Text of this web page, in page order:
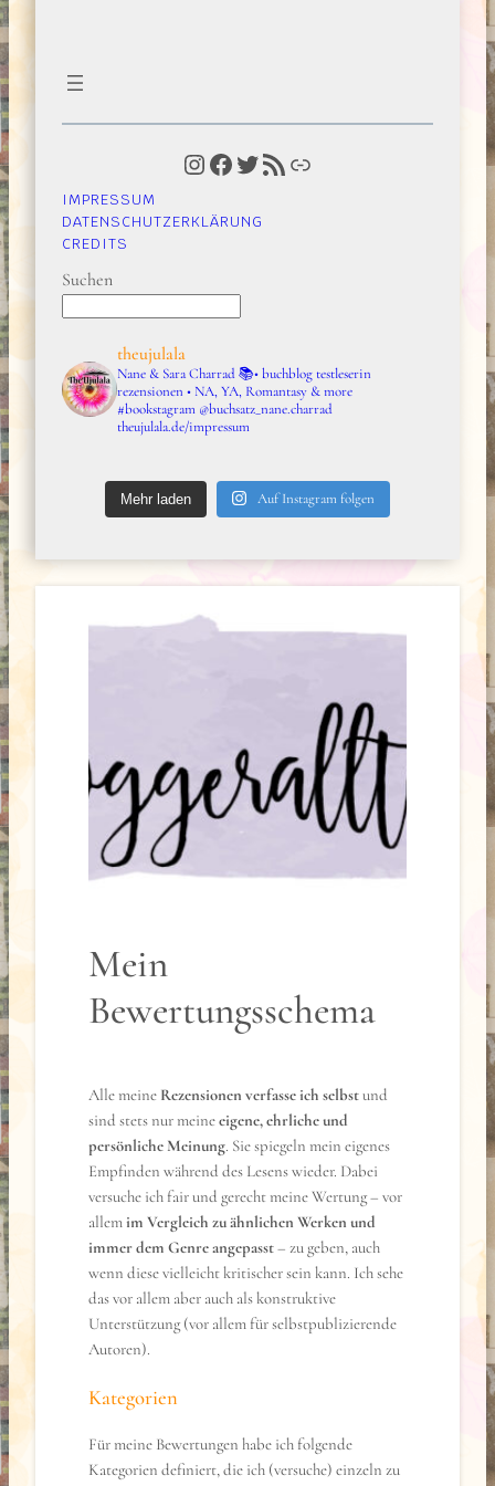
Instagram Facebook Twitter RSS-Feed Link
IMPRESSUM
DATENSCHUTZERKLÄRUNG
CREDITS
Suchen
theujulala
Nane & Sara Charrad📚• buchblog testleserin
rezensionen • NA, YA, Romantasy & more
#bookstagram @buchsatz_nane.charrad
theujulala.de/impressum
Mehr laden Auf Instagram folgen
Mein
Bewertungsschema
Alle meine Rezensionen verfasse ich selbstund
sind stets nur meineeigene, ehrliche und
persönliche Meinung. Sie spiegeln mein eigenes
Empfinden während des Lesens wieder. Dabei
versuche ich fair und gerecht meine Wertung – vor
allemim Vergleich zu ähnlichen Werken und
immer dem Genre angepasst– zu geben, auch
wenn diese vielleicht kritischer sein kann. Ich sehe
das vor allem aber auch als konstruktive
Unterstützung (vor allem für selbstpublizierende
Autoren).
Kategorien
Für meine Bewertungen habe ich folgende
Kategorien definiert, die ich (versuche) einzeln zu